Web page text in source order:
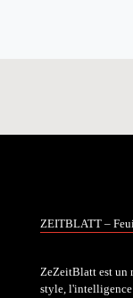
ZEITBLATT –
ZeZeitBlatt est un
style, l'intelligence